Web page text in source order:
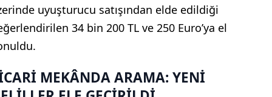
uyuşturucu satışından elde edildiği
34 bin 200 TL ve 250 Euro’ya el
MEKÂNDA ARAMA: YENİ